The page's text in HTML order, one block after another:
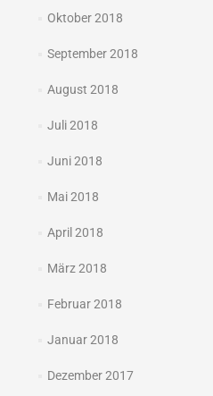
Oktober 2018
September 2018
August 2018
Juli 2018
Juni 2018
Mai 2018
April 2018
März 2018
Februar 2018
Januar 2018
Dezember 2017